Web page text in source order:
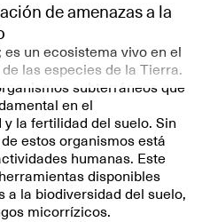
de amenazas a la
un ecosistema vivo en el
las especies de la Tierra.
subterráneos que
en el
la fertilidad del suelo. Sin
estos organismos está
humanas. Este
disponibles
a la biodiversidad del suelo,
micorrízicos.